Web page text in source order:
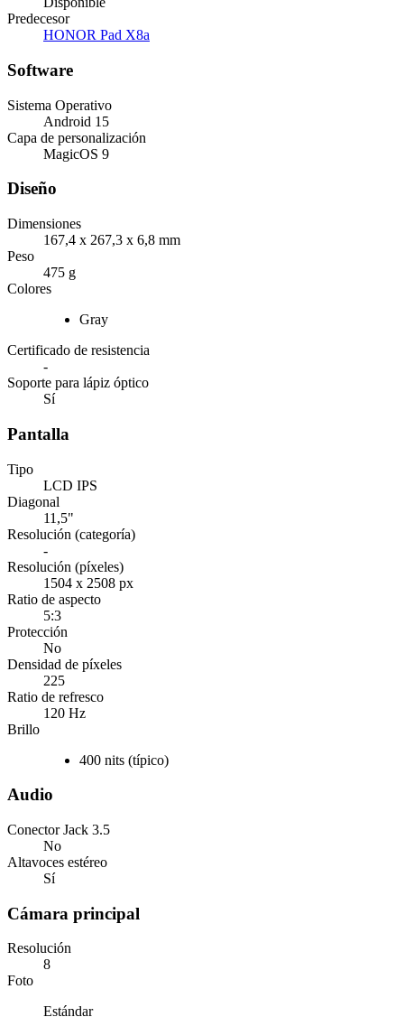
Predecesor
HONOR Pad X8a
Software
Sistema Operativo
Android 15
Capa de personalización
MagicOS 9
Diseño
Dimensiones
167,4 x 267,3 x 6,8 mm
Peso
475 g
Colores
Gray
Certificado de resistencia
-
Soporte para lápiz óptico
Sí
Pantalla
Tipo
LCD IPS
Diagonal
11,5"
Resolución (categoría)
-
Resolución (píxeles)
1504 x 2508 px
Ratio de aspecto
5:3
Protección
No
Densidad de píxeles
225
Ratio de refresco
120 Hz
Brillo
400 nits (típico)
Audio
Conector Jack 3.5
No
Altavoces estéreo
Sí
Cámara principal
Resolución
8
Foto
Estándar